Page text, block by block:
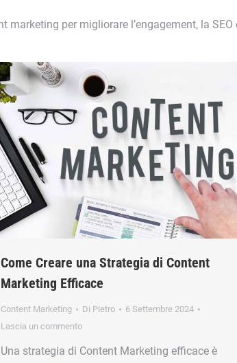
per migliorare l’engagement, la
Come Creare una Strategia di Content
Marketing Efficace
Content Marketing Di Pietro
6 Settembre 2024
Lascia un commento
Una strategia di Content Marketing efficace è